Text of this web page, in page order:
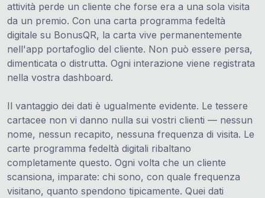
attività perde un cliente che forse era a una sola visita
da un premio. Con una carta programma fedeltà
digitale su BonusQR, la carta vive permanentemente
nell'app portafoglio del cliente. Non può essere persa,
dimenticata o distrutta. Ogni interazione viene registrata
nella vostra dashboard.
Il vantaggio dei dati è ugualmente evidente. Le tessere
cartacee non vi danno nulla sui vostri clienti — nessun
nome, nessun recapito, nessuna frequenza di visita. Le
carte programma fedeltà digitali ribaltano
completamente questo. Ogni volta che un cliente
scansiona, imparate: chi sono, con quale frequenza
visitano, quanto spendono tipicamente. Quei dati